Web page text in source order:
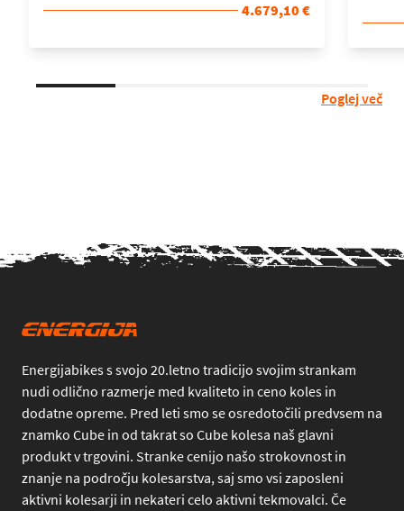
4.679,10 €
Poglej več
Energijabikes s svojo 20.letno tradicijo svojim strankam
nudi odlično razmerje med kvaliteto in ceno koles in
dodatne opreme. Pred leti smo se osredotočili predvsem na
znamko Cube in od takrat so Cube kolesa naš glavni
produkt v trgovini. Stranke cenijo našo strokovnost in
znanje na področju kolesarstva, saj smo vsi zaposleni
aktivni kolesarji in nekateri celo aktivni tekmovalci. Če